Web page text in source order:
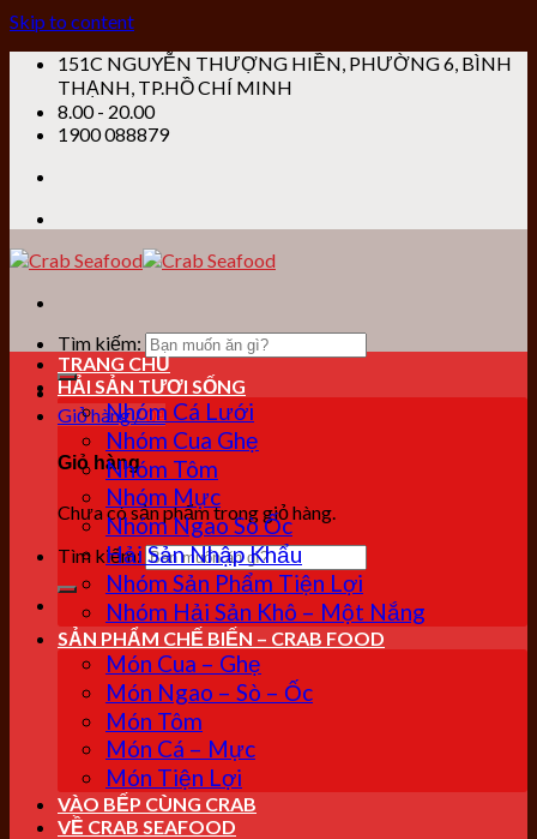
Skip to content
151C NGUYỄN THƯỢNG HIỀN, PHƯỜNG 6, BÌNH
THẠNH, TP.HỒ CHÍ MINH
8.00 - 20.00
1900 088879
Tìm kiếm:
Giỏ hàng /0₫
Giỏ hàng
Chưa có sản phẩm trong giỏ hàng.
Tìm kiếm:
TRANG CHỦ
HẢI SẢN TƯƠI SỐNG
Nhóm Cá Lưới
Nhóm Cua Ghẹ
Nhóm Tôm
Nhóm Mực
Nhóm Ngao Sò Ốc
Hải Sản Nhập Khẩu
Nhóm Sản Phẩm Tiện Lợi
Nhóm Hải Sản Khô – Một Nắng
SẢN PHẨM CHẾ BIẾN – CRAB FOOD
Món Cua – Ghẹ
Món Ngao – Sò – Ốc
Món Tôm
Món Cá – Mực
Món Tiện Lợi
VÀO BẾP CÙNG CRAB
VỀ CRAB SEAFOOD